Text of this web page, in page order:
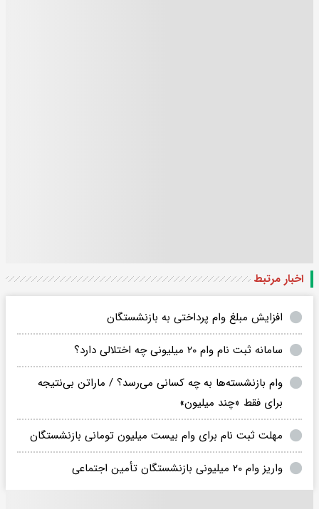
اخبار مرتبط
افزایش مبلغ وام پرداختی به بازنشستگان
سامانه ثبت نام وام ۲۰ میلیونی چه اختلالی دارد؟
وام بازنشسته‌ها به چه کسانی می‌رسد؟ / ماراتن بی‌نتیجه‌
برای فقط «چند میلیون»
مهلت ثبت‌ نام برای وام بیست میلیون تومانی بازنشستگان
واریز وام ۲۰ میلیونی بازنشستگان تأمین اجتماعی